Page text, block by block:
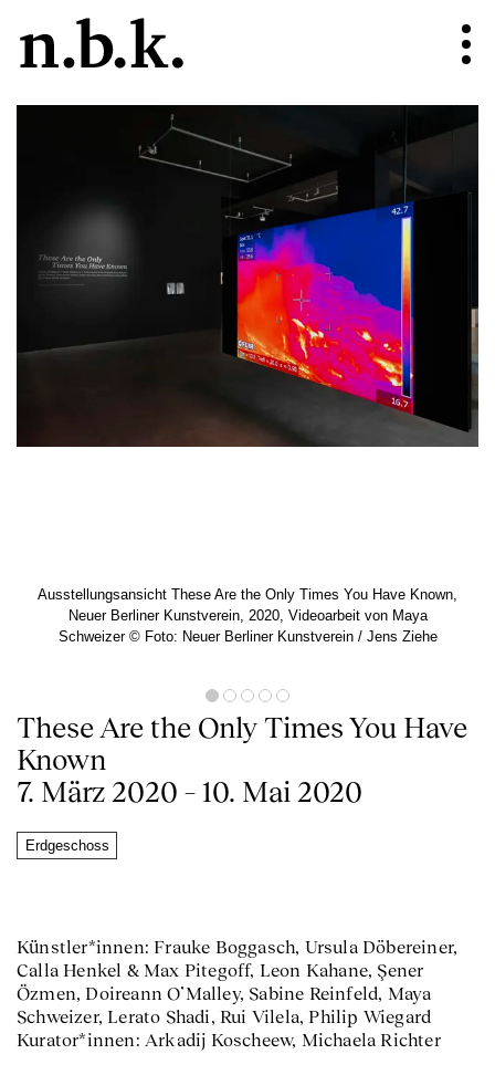
Ausstellungsansicht These Are the Only Times You Have Known,
Neuer Berliner Kunstverein, 2020, Videoarbeit von Maya
Schweizer ©️ Foto: Neuer Berliner Kunstverein / Jens Ziehe
These Are the Only Times You Have
Known
7. März 2020 – 10. Mai 2020
Erdgeschoss
Künstler*innen: Frauke Boggasch, Ursula Döbereiner,
Calla Henkel & Max Pitegoff, Leon Kahane, Şener
Özmen, Doireann O’Malley, Sabine Reinfeld, Maya
Schweizer, Lerato Shadi, Rui Vilela, Philip Wiegard
Kurator*innen: Arkadij Koscheew, Michaela Richter